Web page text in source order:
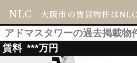
NLC 大阪市の賃貸物件は
アドマスタワーの過去掲載物
賃料 ***万円